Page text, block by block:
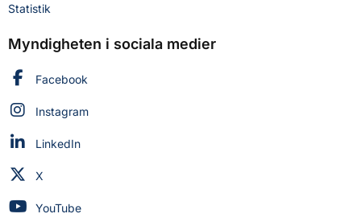
Statistik
Myndigheten i sociala medier
Myndigheten för civilt försvar på
Facebook
Myndigheten för civilt försvar på
Instagram
Myndigheten för civilt försvar på
LinkedIn
Myndigheten för civilt försvar på
X
Myndigheten för civilt försvar på
YouTube